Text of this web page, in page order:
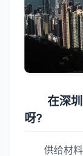
在深圳
呀?
供给材料